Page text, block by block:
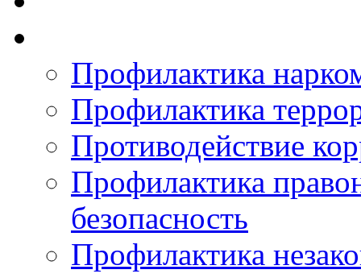
Профилактика
Профилактика
Противодействие
Профилактика
безопасность
Профилактика